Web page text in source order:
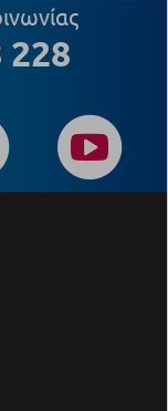
228